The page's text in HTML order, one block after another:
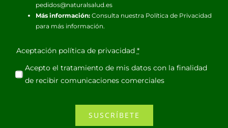
pedidos@naturalsalud.es
Más información:Consulta nuestra Política de Privacidad
para más información.
Aceptación política de privacidad *
Acepto el tratamiento de mis datos con la finalidad
de recibir comunicaciones comerciales
SUSCRÍBETE